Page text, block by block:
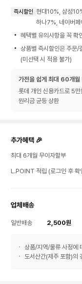
즉시할인 현대10%, 삼성
하나7%, 네이버
혜택별 유의사항을 꼭 확
상품별 즉시할인은 주문/
(미선택 시 적용 불가)
가전을 쉽게 최대 60개월
롯데 개인 신용카드로 5
원리금 균등 상환
추가혜택 🎉
최대 6개월 무이자할부
L.POINT 적립 (로그인 후 확
업체배송
일반배송 2,500원
상품/지역/물류 사정에
도서산간(제주 포함)의